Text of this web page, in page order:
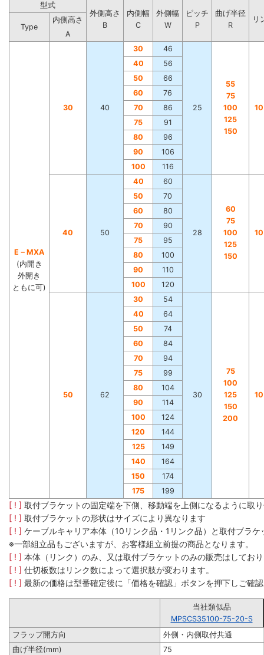
型式
外側高さ
B
内側幅
C
外側幅
W
ピッチ
P
曲げ半径
R
リ
Type
内側高さ
A
E－MXA
(内開き
外開き
ともに可)
30 40
30 46
25
55
75
100
125
150
40
56
50
66
60
76
70
86
75
91
80
96
90
106
100
116
40 50
40 60
28
60
75
100
125
150
50
70
60
80
70
90
75
95
80
100
90
110
100
120
50 62
30 54
30
75
100
125
150
200
40
64
50
74
60
84
70
94
75
99
80
104
90
114
100
124
120
144
125
149
140
164
150
174
175
199
[ ! ] 取付ブラケットの固定端を下側、移動端を上側になるように取
[ ! ] 取付ブラケットの形状はサイズにより異なります
[ ! ] ケーブルキャリア本体（10リンク品・1リンク品）と取付ブラ
※一部組立品もございますが、お客様組立前提の商品となります。
[ ! ] 本体（リンク）のみ、又は取付ブラケットのみの販売はしてお
[ ! ] 仕切板数はリンク数によって選択肢が変わります。
[ ! ] 最新の価格は型番確定後に「価格を確認」ボタンを押下しご確
当社類似品
MPSCS35100-75-20-S
フラップ開方向
外側・内側取付共通
曲げ半径(mm)
75